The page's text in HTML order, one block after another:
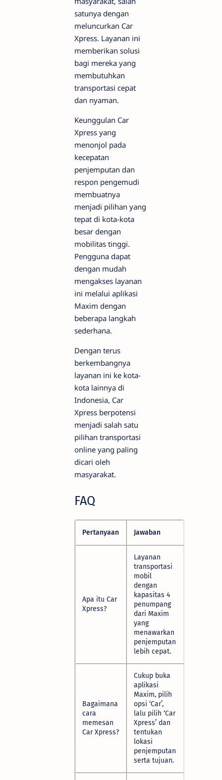
satunya dengan
meluncurkan Car
Xpress. Layanan ini
memberikan solusi
bagi mereka yang
membutuhkan
transportasi cepat
dan nyaman.
Keunggulan Car
Xpress yang
menonjol pada
kecepatan
penjemputan dan
respon pengemudi
membuatnya
menjadi pilihan yang
tepat di kota-kota
besar dengan
mobilitas tinggi.
Pengguna dapat
dengan mudah
mengakses layanan
ini melalui aplikasi
Maxim dengan
beberapa langkah
sederhana.
Dengan terus
berkembangnya
layanan ini ke kota-
kota lainnya di
Indonesia, Car
Xpress berpotensi
menjadi salah satu
pilihan transportasi
online yang paling
dicari oleh
masyarakat.
FAQ
Pertanyaan Jawaban
Apa itu Car
Xpress?
Layanan
transportasi
mobil
dengan
kapasitas 4
penumpang
dari Maxim
yang
menawarkan
penjemputan
lebih cepat.
Bagaimana
cara
memesan
Car Xpress?
Cukup buka
aplikasi
Maxim, pilih
opsi ‘Car’,
lalu pilih ‘Car
Xpress’ dan
tentukan
lokasi
penjemputan
serta tujuan.